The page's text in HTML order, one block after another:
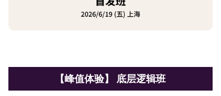
【峰值体验】 底层逻辑班